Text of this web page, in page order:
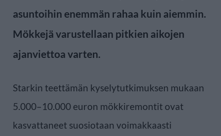
asuntoihin enemmän rahaa kuin aiemmin.
Mökkejä varustellaan pitkien aikojen
ajanviettoa varten.
Starkin teettämän kyselytutkimuksen mukaan
5.000–10.000 euron mökkiremontit ovat
kasvattaneet suosiotaan voimakkaasti